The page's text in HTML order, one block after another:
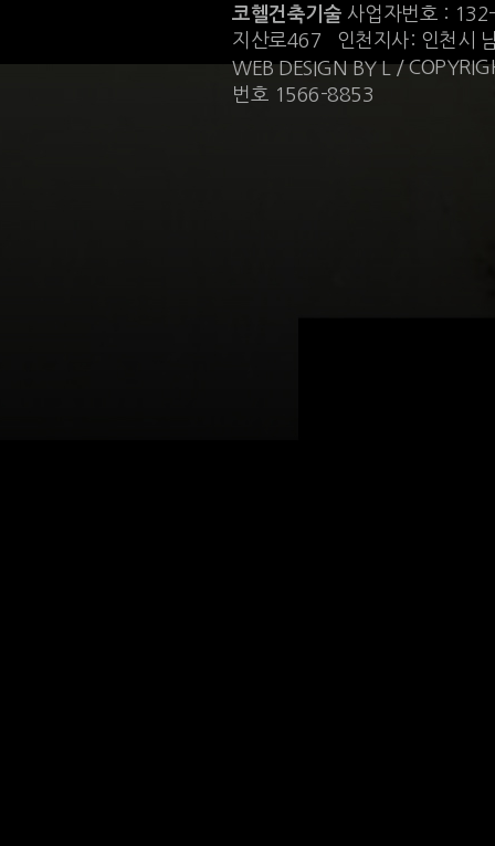
코헬건축기술 사업자번호 :
지산로467 인천지사: 인천시
WEB DESIGN BY L/
번호 1566-8853